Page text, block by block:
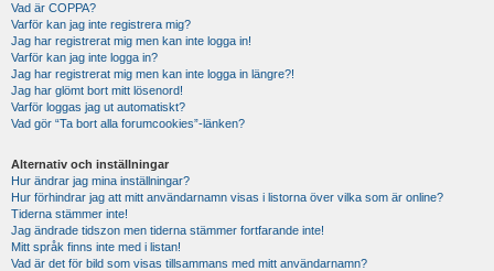
Vad är COPPA?
Varför kan jag inte registrera mig?
Jag har registrerat mig men kan inte logga in!
Varför kan jag inte logga in?
Jag har registrerat mig men kan inte logga in längre?!
Jag har glömt bort mitt lösenord!
Varför loggas jag ut automatiskt?
Vad gör “Ta bort alla forumcookies”-länken?
Alternativ och inställningar
Hur ändrar jag mina inställningar?
Hur förhindrar jag att mitt användarnamn visas i listorna över vilka som är online?
Tiderna stämmer inte!
Jag ändrade tidszon men tiderna stämmer fortfarande inte!
Mitt språk finns inte med i listan!
Vad är det för bild som visas tillsammans med mitt användarnamn?